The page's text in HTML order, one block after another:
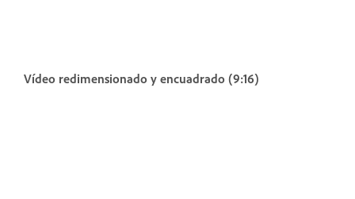
Vídeo redimensionado y encuadrado (9:16)